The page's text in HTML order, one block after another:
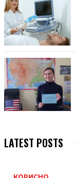
LATEST POSTS